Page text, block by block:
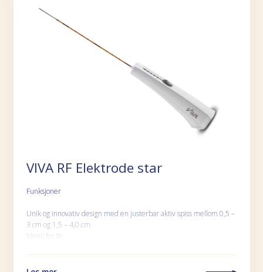
VIVA RF Elektrode star
Funksjoner
Unik og innovativ design med en justerbar aktiv spiss mellom 0,5 –
3 cm og 1,5 – 4,0 cm
Ideell for fle…